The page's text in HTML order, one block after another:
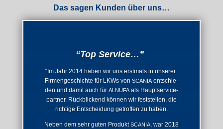
Das sagen Kun­den über uns…
“Top Ser­vice…”
“Im Jahr 2014 haben wir uns erst­mals in unse­rer
Fir­men­ge­schich­te für LKWs von SCANIAent­schie­
den und damit auch für ALNUFAals Haupt­ser­vice­
part­ner. Rück­bli­ckend kön­nen wir fest­stel­len, die
rich­ti­ge Ent­schei­dung getrof­fen zu haben.
Neben dem sehr guten Pro­duktSCANIA, war 2018